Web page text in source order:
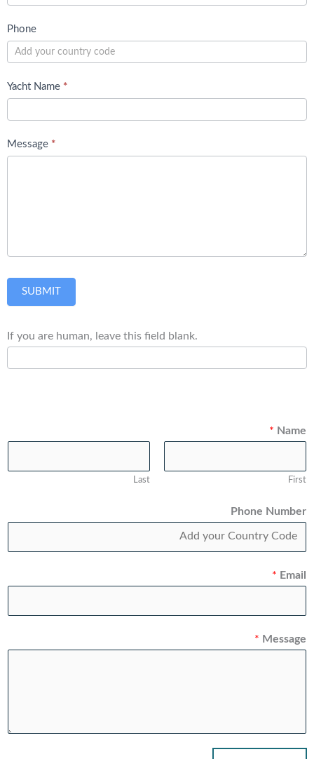
Phone
Yacht Name *
Message *
SUBMIT
If you are human, leave this field blank.
Name
*
First
Last
Phone Number
Email
*
Message
*